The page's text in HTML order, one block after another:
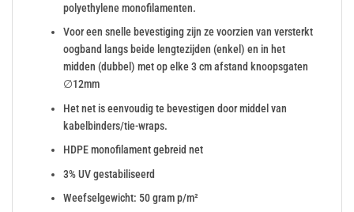
polyethylene monofilamenten.
Voor een snelle bevestiging zijn ze voorzien van versterkt
oogband langs beide lengtezijden (enkel) en in het
midden (dubbel) met op elke 3 cm afstand knoopsgaten
∅12mm
Het net is eenvoudig te bevestigen door middel van
kabelbinders/tie-wraps.
HDPE monofilament gebreid net
3% UV gestabiliseerd
Weefselgewicht: 50 gram p/m²